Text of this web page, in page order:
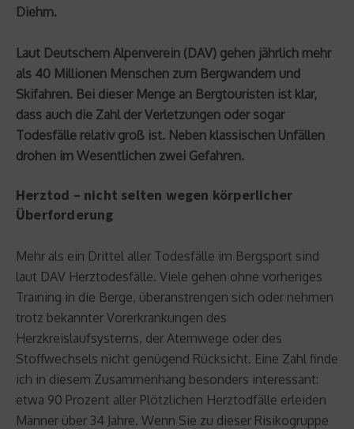
Diehm.
Laut Deutschem Alpenverein (DAV) gehen jährlich mehr
als 40 Millionen Menschen zum Bergwandern und
Skifahren. Bei dieser Menge an Bergtouristen ist klar,
dass auch die Zahl der Verletzungen oder sogar
Todesfälle relativ groß ist. Neben klassischen Unfällen
drohen im Wesentlichen zwei Gefahren.
Herztod – nicht selten wegen körperlicher
Überforderung
Mehr als ein Drittel aller Todesfälle im Bergsport sind
laut DAV Herztodesfälle. Viele gehen ohne vorheriges
Training in die Berge, überanstrengen sich oder nehmen
trotz bekannter Vorerkrankungen des
Herzkreislaufsystems, der Atemwege oder des
Stoffwechsels nicht genügend Rücksicht. Eine Zahl finde
ich in diesem Zusammenhang besonders interessant:
etwa 90 Prozent aller Plötzlichen Herztodfälle erleiden
Männer über 34 Jahre. Wenn Sie zu dieser Risikogruppe